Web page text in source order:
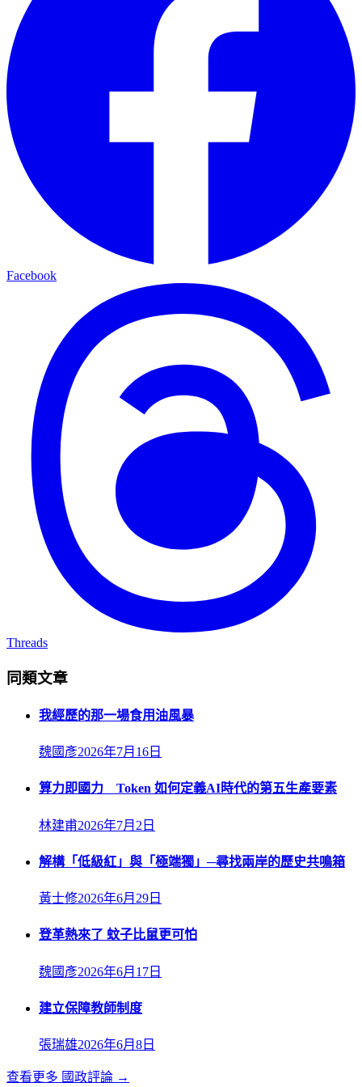
Facebook
Threads
同類文章
我經歷的那一場食用油風暴
魏國彥2026年7月16日
算力即國力 Token 如何定義AI時代的第五生產要素
林建甫2026年7月2日
解構「低級紅」與「極端獨」─尋找兩岸的歷史共鳴箱
黃士修2026年6月29日
登革熱來了 蚊子比鼠更可怕
魏國彥2026年6月17日
建立保障教師制度
張瑞雄2026年6月8日
查看更多 國政評論 →